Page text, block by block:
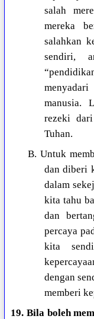
salah
mereka
salahkan
sendiri,
manusia.
rezeki
Tuhan.
B. Untuk
dan diberi
dalam
kita tahu
dan
percaya
kita
dengan
memberi
19. Bila boleh